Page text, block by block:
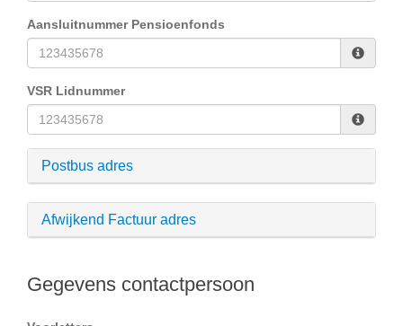
Aansluitnummer Pensioenfonds
VSR Lidnummer
Postbus adres
Afwijkend Factuur adres
Gegevens contactpersoon